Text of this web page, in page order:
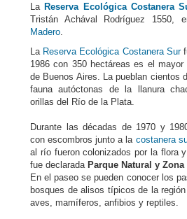
LaReserva Ecológica Costanera
Tristán Achával Rodríguez 1550,
Madero
La Reserva Ecológica Costanera Sur
1986 con 350 hectáreas es el
de Buenos Aires. La pueblan cientos
fauna autóctonas de la llanura
orillas del Río de la Plata.
Durante las décadas de 1970 y
con escombros junto a la costanera
al río fueron colonizados por la flora
fue declarada Parque Natural y Zona
En el paseo se pueden conocer los
bosques de alisos típicos de la
aves, mamíferos, anfibios y reptiles.